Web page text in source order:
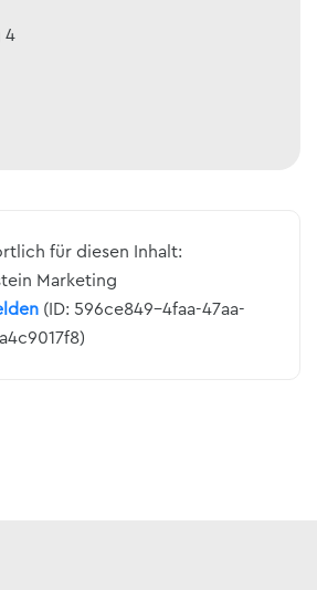
4
für diesen Inhalt:
Marketing
(ID: 596ce849-4faa-47aa-